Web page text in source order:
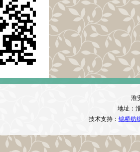
淮
地址：
技术支持： 锦桥纺